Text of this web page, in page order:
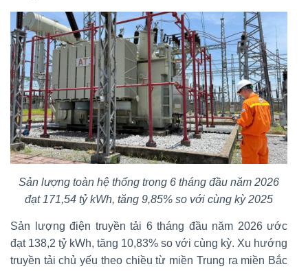
Sản lượng toàn hệ thống trong 6 tháng đầu năm 2026
đạt 171,54 tỷ kWh, tăng 9,85% so với cùng kỳ 2025
Sản lượng điện truyền tải 6 tháng đầu năm 2026 ước
đạt 138,2 tỷ kWh, tăng 10,83% so với cùng kỳ. Xu hướng
truyền tải chủ yếu theo chiều từ miền Trung ra miền Bắc